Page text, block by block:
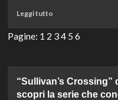
nuovo
sue
Leggi tuttoLeggi
più
“La
pressione
Pagine: 1 2 34 5 6
“Sullivan’s
scopri la serie che